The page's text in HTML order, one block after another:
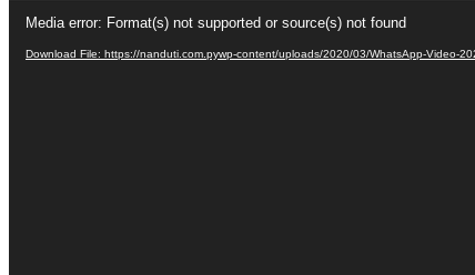
Player
Media error: Format(s) not supported or source(s) not found
Download File: https://nanduti.com.pywp-content/uploads/2020/03/WhatsApp-Video-